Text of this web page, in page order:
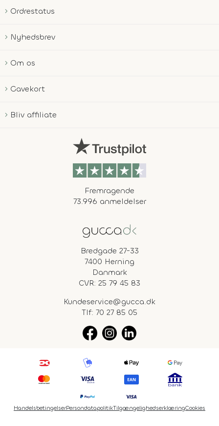
Ordrestatus
Nyhedsbrev
Om os
Gavekort
Bliv affiliate
Fremragende
73.996 anmeldelser
Bredgade 27-33
7400 Herning
Danmark
CVR: 25 79 45 83
Kundeservice@gucca.dk
Tlf: 70 27 85 05
HandelsbetingelserPersondatapolitikTilgængelighedserklæringCookies